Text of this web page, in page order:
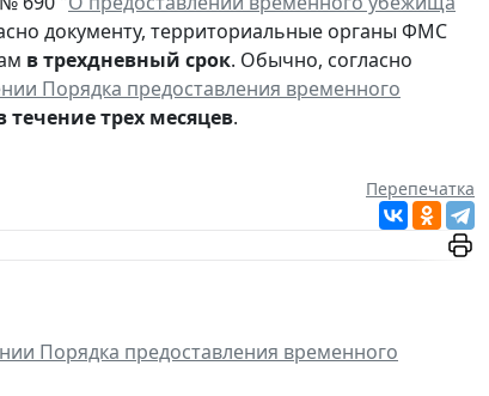
документу, территориальные органы ФМС
в трехдневный срок. Обычно, согласно
Порядка предоставления временного
течение трех месяцев.
Перепечатка
Порядка предоставления временного